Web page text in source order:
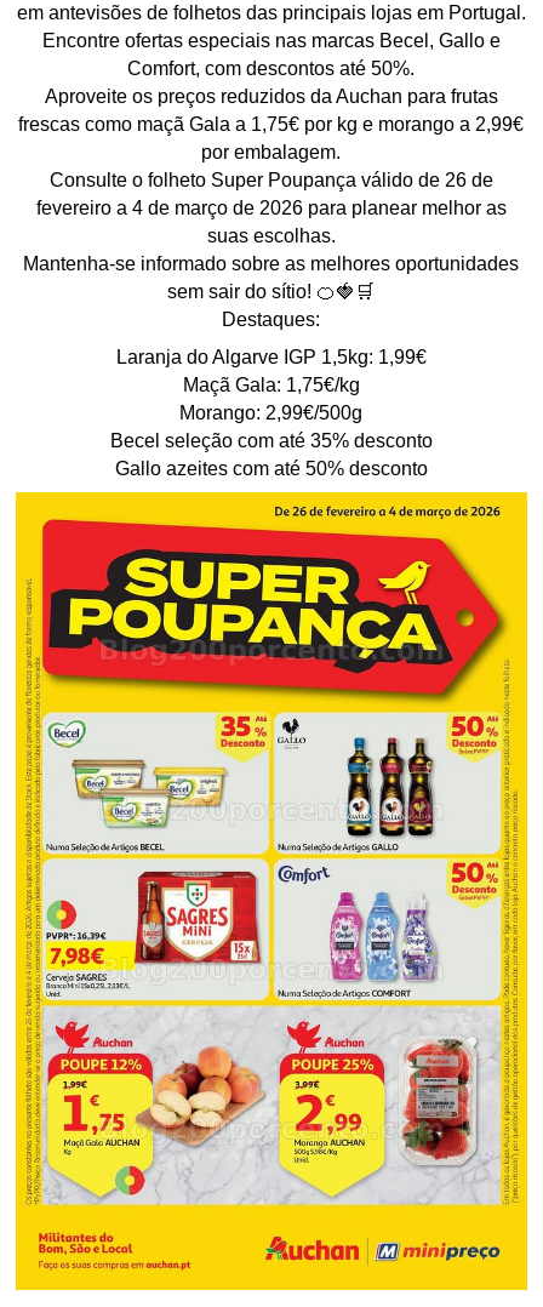
em antevisões de folhetos das principais lojas em Portugal.
Encontre ofertas especiais nas marcas Becel, Gallo e
Comfort, com descontos até 50%.
Aproveite os preços reduzidos da Auchan para frutas
frescas como maçã Gala a 1,75€ por kg e morango a 2,99€
por embalagem.
Consulte o folheto Super Poupança válido de 26 de
fevereiro a 4 de março de 2026 para planear melhor as
suas escolhas.
Mantenha-se informado sobre as melhores oportunidades
sem sair do sítio! 🍊🍓🛒
Destaques:
Laranja do Algarve IGP 1,5kg: 1,99€
Maçã Gala: 1,75€/kg
Morango: 2,99€/500g
Becel seleção com até 35% desconto
Gallo azeites com até 50% desconto